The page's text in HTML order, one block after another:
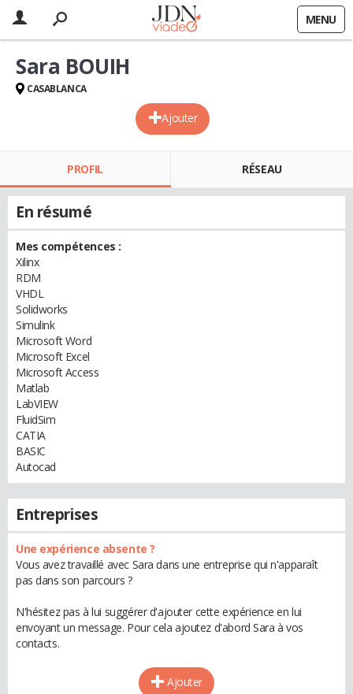
MENU
Ajouter
Sara BOUIH
CASABLANCA
PROFIL RÉSEAU
En résumé
Mes compétences :
Xilinx
RDM
VHDL
Solidworks
Simulink
Microsoft Word
Microsoft Excel
Microsoft Access
Matlab
LabVIEW
FluidSim
CATIA
BASIC
Autocad
Entreprises
Une expérience absente ?
Vous avez travaillé avec Sara dans une entreprise qui n'apparaît
pas dans son parcours ?
N'hésitez pas à lui suggérer d'ajouter cette expérience en lui
envoyant un message. Pour cela ajoutez d'abord Sara à vos
contacts.
Ajouter